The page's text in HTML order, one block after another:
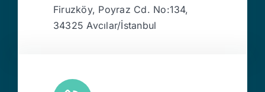
Firuzköy, Poyraz Cd. No:134,
34325 Avcılar/İstanbul